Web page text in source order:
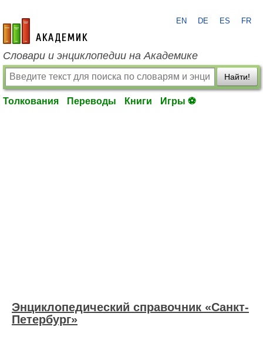
academic.ru
EN DE ES FR
Словари и энциклопедии на Академике
Найти!
Толкования Переводы Книги Игры ⚽
Энциклопедический справочник «Санкт-
Петербург»